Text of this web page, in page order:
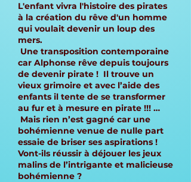
L'enfant vivra l'histoire des pirates
à la création du rêve d'un homme
qui voulait devenir un loup des
mers.
Une transposition contemporaine
car Alphonse rêve depuis toujours
de devenir pirate ! Il trouve un
vieux grimoire et avec l’aide des
enfants il tente de se transformer
au fur et à mesure en pirate !!! …
Mais rien n’est gagné car une
bohémienne venue de nulle part
essaie de briser ses aspirations !
Vont-ils réussir à déjouer les jeux
malins de l’intrigante et malicieuse
bohémienne ?